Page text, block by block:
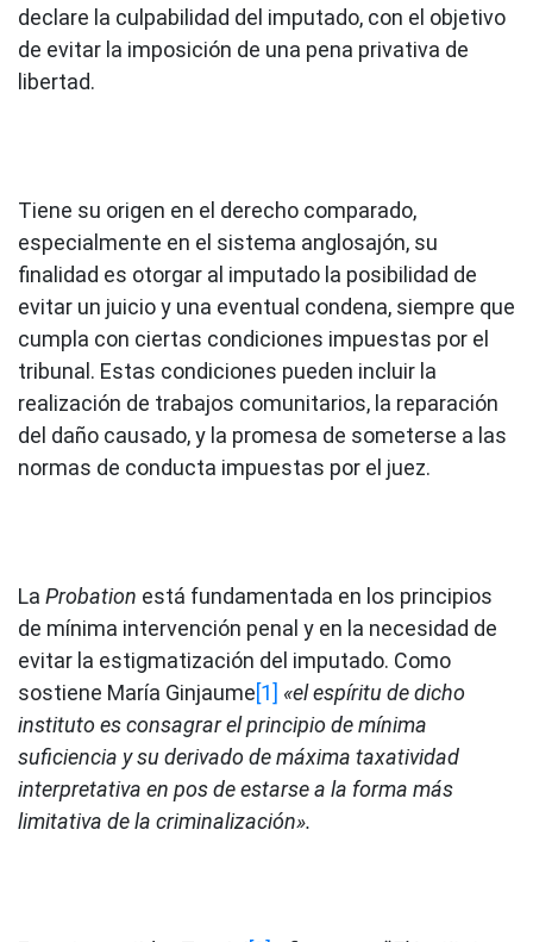
declare la culpabilidad del imputado, con el objetivo
de evitar la imposición de una pena privativa de
libertad.
Tiene su origen en el derecho comparado,
especialmente en el sistema anglosajón, su
finalidad es otorgar al imputado la posibilidad de
evitar un juicio y una eventual condena, siempre que
cumpla con ciertas condiciones impuestas por el
tribunal. Estas condiciones pueden incluir la
realización de trabajos comunitarios, la reparación
del daño causado, y la promesa de someterse a las
normas de conducta impuestas por el juez.
La Probation está fundamentada en los principios
de mínima intervención penal y en la necesidad de
evitar la estigmatización del imputado. Como
sostiene María Ginjaume[1] «el espíritu de dicho
instituto es consagrar el principio de mínima
suficiencia y su derivado de máxima taxatividad
interpretativa en pos de estarse a la forma más
limitativa de la criminalización».